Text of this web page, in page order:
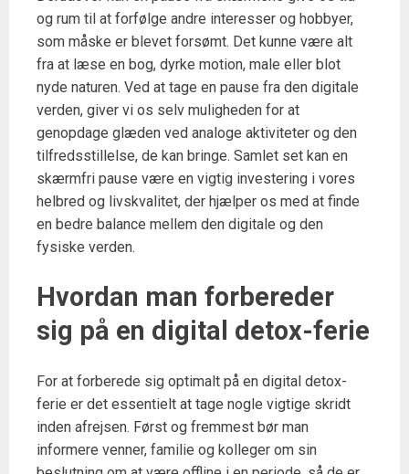
og rum til at forfølge andre interesser og hobbyer,
som måske er blevet forsømt. Det kunne være alt
fra at læse en bog, dyrke motion, male eller blot
nyde naturen. Ved at tage en pause fra den digitale
verden, giver vi os selv muligheden for at
genopdage glæden ved analoge aktiviteter og den
tilfredsstillelse, de kan bringe. Samlet set kan en
skærmfri pause være en vigtig investering i vores
helbred og livskvalitet, der hjælper os med at finde
en bedre balance mellem den digitale og den
fysiske verden.
Hvordan man forbereder
sig på en digital detox-ferie
For at forberede sig optimalt på en digital detox-
ferie er det essentielt at tage nogle vigtige skridt
inden afrejsen. Først og fremmest bør man
informere venner, familie og kolleger om sin